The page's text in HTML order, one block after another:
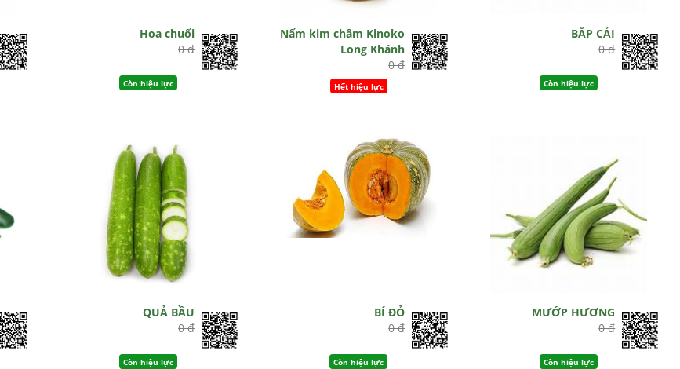
Hoa chuối
0 đ
Còn hiệu lực
Nấm kim châm Kinoko
Long Khánh
0 đ
Hết hiệu lực
BẮP CẢI
0 đ
Còn hiệu lực
QUẢ BẦU
0 đ
Còn hiệu lực
BÍ ĐỎ
0 đ
Còn hiệu lực
MƯỚP HƯƠNG
0 đ
Còn hiệu lực